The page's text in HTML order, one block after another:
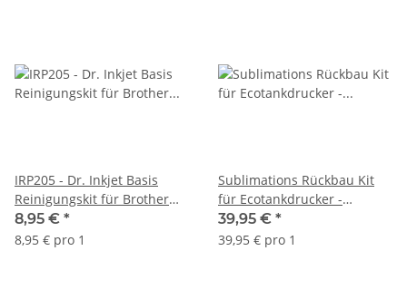
IRP205 - Dr. Inkjet Basis
Reinigungskit für Brother
und Epson Drucker (ohne
Druckkopfreiniger)
8,95 € *
8,95 € pro 1
Sublimations Rückbau Kit
für Ecotankdrucker -
geeignet für 102 / 103 / 104
/ 105 / 113
39,95 € *
39,95 € pro 1